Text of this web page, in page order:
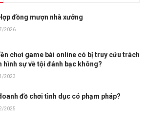
đồng mượn nhà xưởng
2026
chơi game bài online có bị truy cứu trách
hình sự về tội đánh bạc không?
2023
đồ chơi tình dục có phạm pháp?
2025